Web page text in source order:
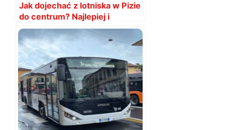
Jak dojechać z lotniska w Pizie
do centrum? Najlepiej i
najtaniej